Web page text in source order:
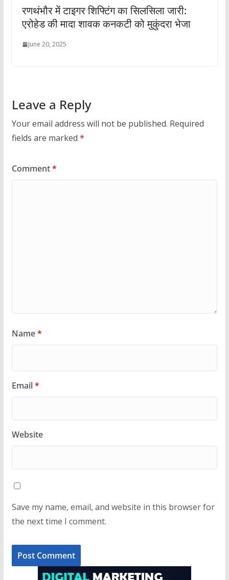
रणथंभौर में टाइगर शिफ्टिंग का सिलसिला जारी:
एरोहेड की मादा शावक कनकटी को मुकुंदरा भेजा
June 20, 2025
Leave a Reply
Your email address will not be published. Required
fields are marked *
Comment*
Name*
Email*
Website
Save my name, email, and website in this browser for
the next time I comment.